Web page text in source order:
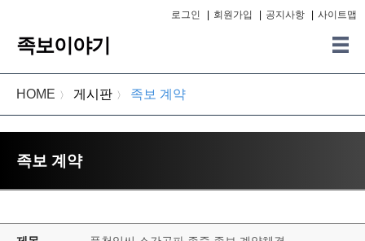
족보이야기
로그인 회원가입 공지사항 사이트맵
HOME 〉 게시판 〉 족보 계약
족보 계약